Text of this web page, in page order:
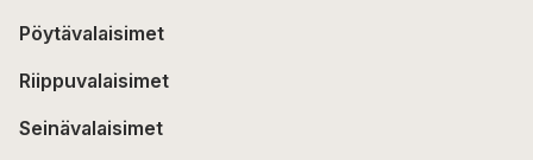
Pöytävalaisimet
Riippuvalaisimet
Seinävalaisimet